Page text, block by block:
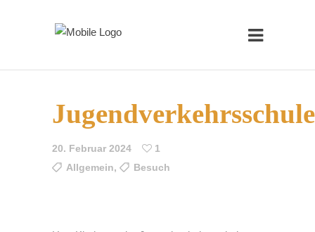
Jugendverkehrsschule
20. Februar 2024
1
Allgemein, Besuch